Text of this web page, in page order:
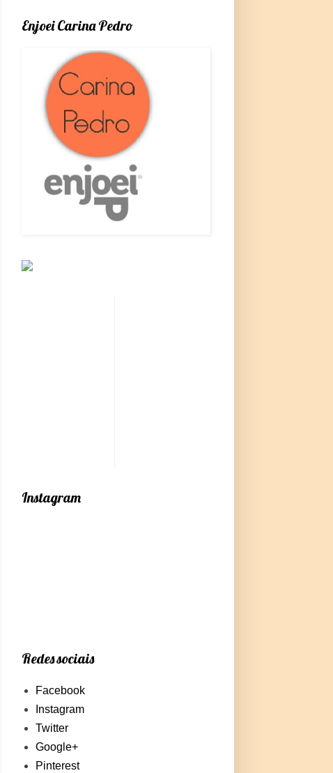
Enjoei Carina Pedro
Instagram
Redes sociais
Facebook
Instagram
Twitter
Google+
Pinterest